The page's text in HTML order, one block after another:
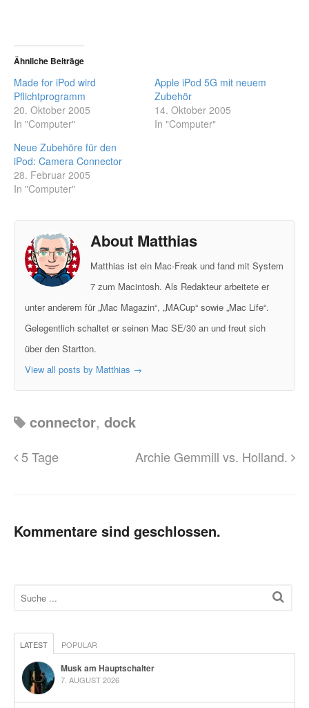
Ähnliche Beiträge
Made for iPod wird
Pflichtprogramm
20. Oktober 2005
In "Computer"
Apple iPod 5G mit neuem
Zubehör
14. Oktober 2005
In "Computer"
Neue Zubehöre für den
iPod: Camera Connector
28. Februar 2005
In "Computer"
About Matthias
Matthias ist ein Mac-Freak und fand mit System
7 zum Macintosh. Als Redakteur arbeitete er
unter anderem für „Mac Magazin“, „MACup“ sowie „Mac Life“.
Gelegentlich schaltet er seinen Mac SE/30 an und freut sich
über den Startton.
View all posts by Matthias →
connector, dock
5 Tage Archie Gemmill vs. Holland.
Kommentare sind geschlossen.
LATEST POPULAR
Musk am Hauptschalter
7. AUGUST 2026